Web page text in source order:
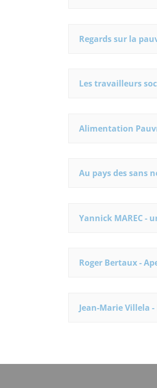
Regards sur la
Les travailleurs
Alimentation
Au pays des sans
Yannick MAREC -
Roger Bertaux -
Jean-Marie Villela